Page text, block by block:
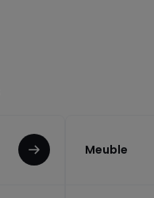
Meuble